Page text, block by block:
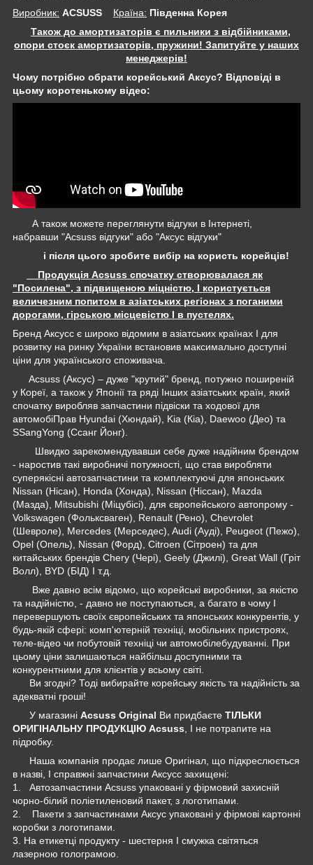
Виробник: ACSUSS Крaїна: Південна Корея
Також до амортизаторів є пильники з відбійниками,
опори стоєк амортизаторів, пружини! Запитуйте у наших
менеджерів!
Чому потрібно обрати корейський Аксус? Відповіді в
цьому коротенькому відео:
А також можете переглянути відгуки в Інтернеті,
набравши "Acsuss відгуки" або "Аксус відгуки"
і після цього зробите вибір на користь корейців!
Продукція Acsuss спочатку створювалася як
"Посилена", з підвищеною міцністю, І користується
величезним попитом в азіатських регіонах з поганими
дорогами, гірською місцевістю І в пустелях.
Бренд Аксусс є широко відомим в азіатських країнах І для
розвитку на ринку України встановив максимально доступні
ціни для українського споживача.
Acsuss (Аксус) – дуже "крутий" бренд, потужно поширеній
у Кореї, а також у Японії та ряді Інших азіатських країн, який
спочатку виробляв запчастини підвіски та ходової для
автомобіПрав Hyundai (Хюндай), Kia (Кіа), Daewoo (Део) та
SSangYong (Ссанг Йонг).
Швидко зарекомендувавши себе дуже надійним брендом
- наростив такі виробничі потужності, що став виробляти
суперякісні автозапчастини та комплектуючі для японських
Nissan (Нісан), Honda (Хонда), Nissan (Ніссан), Mazda
(Мазда), Mitsubishi (Міцубісі), для європейського автопрому -
Volkswagen (Фольксваген), Renault (Рено), Chevrolet
(Шевроле), Mercedes (Мерседес), Audi (Ауді), Peugeot (Пежо),
Opel (Опель), Nissan (Форд), Citroen (Сітроен) та для
китайських брендів Chery (Чері), Geely (Джилі), Great Wall (Гріт
Волл), BYD (БІД) І т.д.
Вже давно всім відомо, що корейські виробники, за якістю
та надійністю, - давно не поступаються, а багато в чому І
перевершують своїх європейських та японських конкурентів, у
будь-якій сфері: комп'ютерній техніці, мобільних пристроях,
теле-відео чи побутовій техніці чи автомобілебудуванні. При
цьому ціни залишаються найбільш доступними та
конкурентними для клієнтів у всьому світі.
Ви згодні? Тоді вибирайте корейську якість та надійність за
адекватні гроші!
У магазині Acsuss Original Ви придбаєте ТІЛЬКИ
ОРИГІНАЛЬНУ ПРОДУКЦІЮ Acsuss , І не потрапите на
підробку.
Наша компанія продає лише Оригінал, що підкреслюється
в назві, І справжні запчастини Аксусс захищені:
1. Автозапчастини Acsuss упаковані у фірмовий захисній
чорно-білий поліетиленовий пакет, з логотипами.
2. Пакети з запчастинами Аксус упаковані у фірмові картонні
коробки з логотипами.
3. На етикетці продукту - шестерня І смужка світяться
лазерною голограмою.